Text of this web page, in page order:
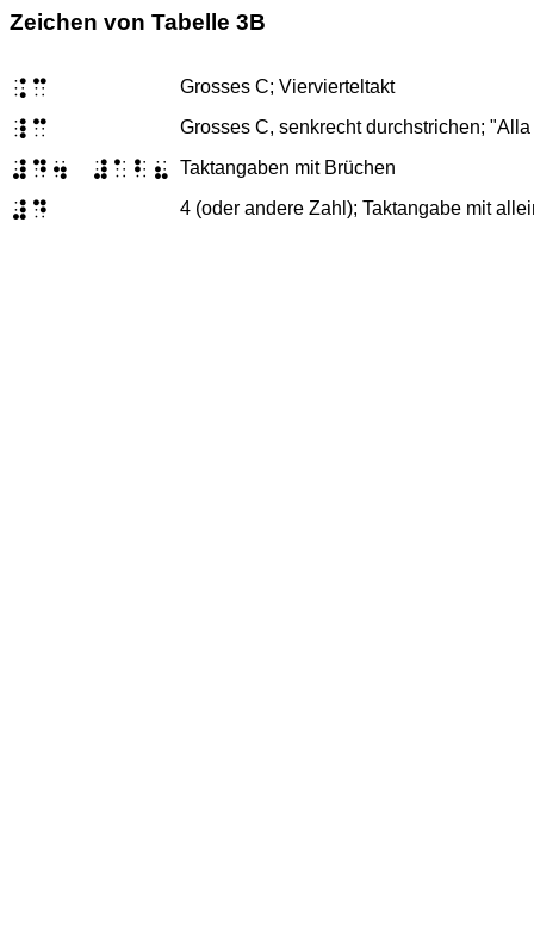
Zeichen von Tabelle 3B
$C Grosses C; Viervierteltakt
_C Grosses C, senkrecht durchstrichen;
#D/ #AB( Taktangaben mit Brüchen
#D 4 (oder andere Zahl); Taktangabe mit